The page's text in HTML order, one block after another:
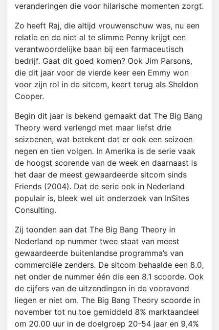
veranderingen die voor hilarische momenten zorgt.
Zo heeft Raj, die altijd vrouwenschuw was, nu een
relatie en de niet al te slimme Penny krijgt een
verantwoordelijke baan bij een farmaceutisch
bedrijf. Gaat dit goed komen? Ook Jim Parsons,
die dit jaar voor de vierde keer een Emmy won
voor zijn rol in de sitcom, keert terug als Sheldon
Cooper.
Begin dit jaar is bekend gemaakt dat The Big Bang
Theory werd verlengd met maar liefst drie
seizoenen, wat betekent dat er ook een seizoen
negen en tien volgen. In Amerika is de serie vaak
de hoogst scorende van de week en daarnaast is
het daar de meest gewaardeerde sitcom sinds
Friends (2004). Dat de serie ook in Nederland
populair is, bleek wel uit onderzoek van InSites
Consulting.
Zij toonden aan dat The Big Bang Theory in
Nederland op nummer twee staat van meest
gewaardeerde buitenlandse programma’s van
commerciële zenders. De sitcom behaalde een 8.0,
net onder de nummer één die een 8.1 scoorde. Ook
de cijfers van de uitzendingen in de vooravond
liegen er niet om. The Big Bang Theory scoorde in
november tot nu toe gemiddeld 8% marktaandeel
om 20.00 uur in de doelgroep 20-54 jaar en 9,4%